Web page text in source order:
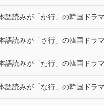
語読みが「か行」の韓国ドラ
語読みが「さ行」の韓国ドラ
語読みが「た行」の韓国ドラ
語読みが「な行」の韓国ドラ